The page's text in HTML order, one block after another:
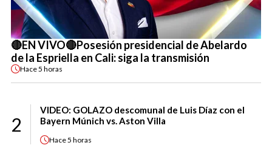
🔴EN VIVO🔴Posesión presidencial de Abelardo
de la Espriella en Cali: siga la transmisión
Hace5 horas
2
VIDEO: GOLAZO descomunal de Luis Díaz con el
Bayern Múnich vs. Aston Villa
Hace5 horas